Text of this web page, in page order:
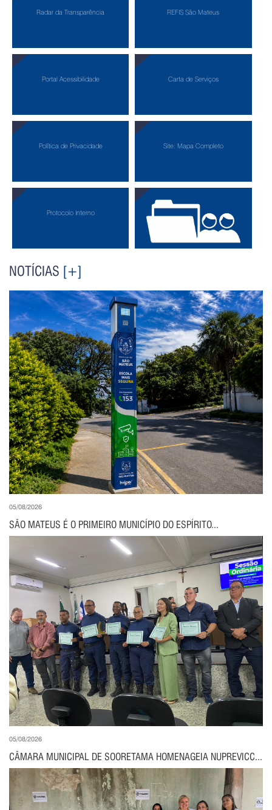
Radar da Transparência REFIS São Mateus
Portal Acessibilidade Carta de Serviços
Política de Privacidade Site: Mapa Completo
Protocolo Interno
NOTÍCIAS [+]
05/08/2026
SÃO MATEUS É O PRIMEIRO MUNICÍPIO DO ESPÍRITO...
05/08/2026
CÂMARA MUNICIPAL DE SOORETAMA HOMENAGEIA NUPREVICC...